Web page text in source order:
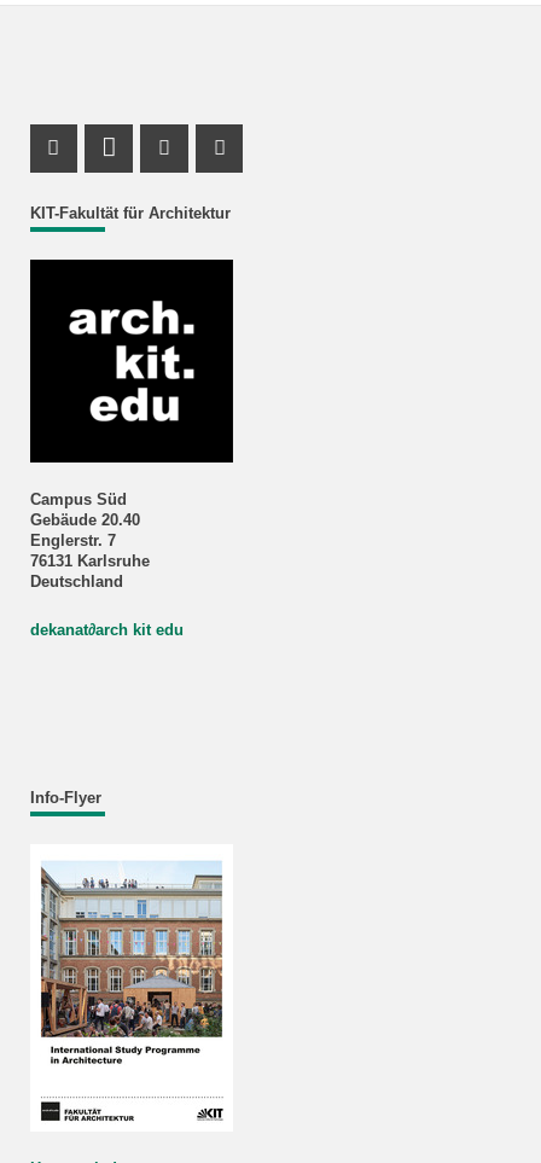
KIT-Fakultät für Architektur
Campus Süd
Gebäude 20.40
Englerstr. 7
76131 Karlsruhe
Deutschland
dekanat∂arch kit edu
Info-Flyer
Instagram Profil
LinkedIn Profil